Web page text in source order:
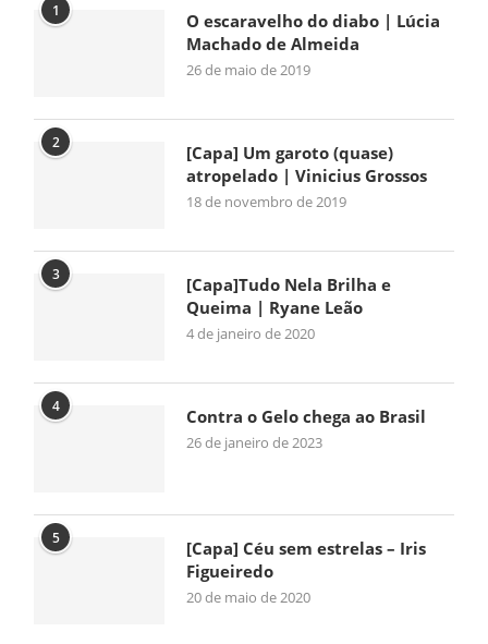
1
O escaravelho do diabo | Lúcia
Machado de Almeida
26 de maio de 2019
2
[Capa] Um garoto (quase)
atropelado | Vinicius Grossos
18 de novembro de 2019
3
[Capa]Tudo Nela Brilha e
Queima | Ryane Leão
4 de janeiro de 2020
4 Contra o Gelo chega ao Brasil
26 de janeiro de 2023
5
[Capa] Céu sem estrelas – Iris
Figueiredo
20 de maio de 2020